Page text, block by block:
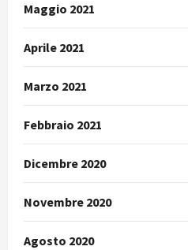
Maggio 2021
Aprile 2021
Marzo 2021
Febbraio 2021
Dicembre 2020
Novembre 2020
Agosto 2020